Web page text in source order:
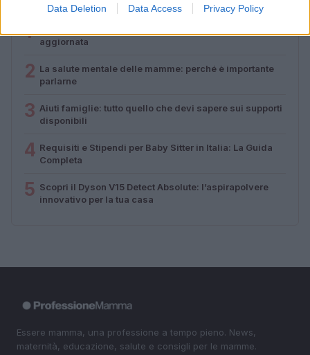
Data Deletion Data Access Privacy Policy
1
aggiornata
2 La salute mentale delle mamme: perché è importante
parlarne
3 Aiuti famiglie: tutto quello che devi sapere sui supporti
disponibili
4 Requisiti e Stipendi per Baby Sitter in Italia: La Guida
Completa
5 Scopri il Dyson V15 Detect Absolute: l’aspirapolvere
innovativo per la tua casa
Essere mamma, una professione a tempo pieno. News,
maternità, educazione, salute e consigli per le mamme.